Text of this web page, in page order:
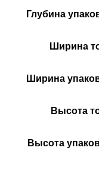
Глубина
Ширина
Ширина
Высота
Высота